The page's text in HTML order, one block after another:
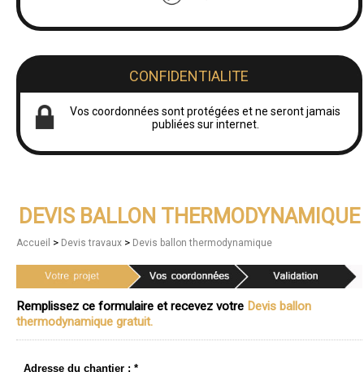
CONFIDENTIALITE
Vos coordonnées sont protégées et ne seront jamais
publiées sur internet.
DEVIS BALLON THERMODYNAMIQUE
Accueil > Devis travaux > Devis ballon thermodynamique
Remplissez ce formulaire et recevez votre Devis ballon
thermodynamique gratuit.
Adresse du chantier : *